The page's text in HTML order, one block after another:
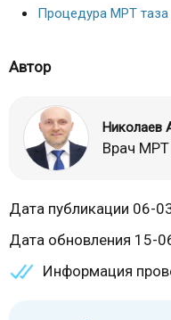
Процедура МРТ таза
Автор
Николаев
Врач МРТ
Дата публикации 06-
Дата обновления 15-
Информация